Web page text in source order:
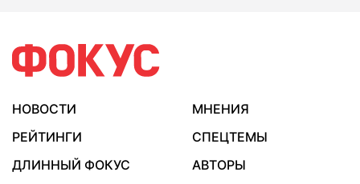
НОВОСТИ
МНЕНИЯ
РЕЙТИНГИ
СПЕЦТЕМЫ
ДЛИННЫЙ ФОКУС
АВТОРЫ